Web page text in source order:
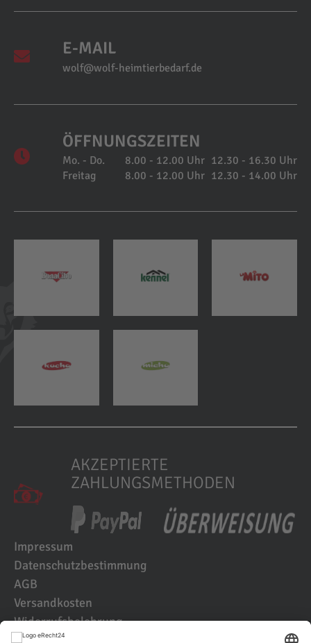
E-MAIL
wolf@wolf-heimtierbedarf.de
ÖFFNUNGSZEITEN
Mo. - Do. 8.00 - 12.00 Uhr 12.30 - 16.30 Uhr
Freitag
8.00 - 12.00 Uhr 12.30 - 14.00 Uhr
AKZEPTIERTE
ZAHLUNGSMETHODEN
Impressum
Datenschutzbestimmung
AGB
Versandkosten
Widerrufsbelehrung
Kundenbewertungen